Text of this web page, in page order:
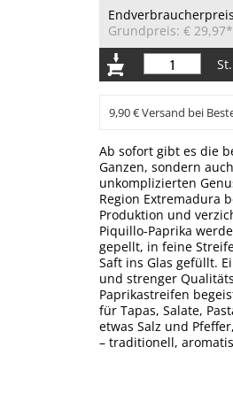
Grundpreis: € 29,97*
St.
9,90 € Versand bei
Ab sofort gibt es die
Ganzen, sondern
unkomplizierten
Region Extremadura
Produktion und
Piquillo-Paprika
gepellt, in feine
Saft ins Glas gefüllt.
und strenger
Paprikastreifen
für Tapas, Salate,
etwas Salz und
– traditionell,